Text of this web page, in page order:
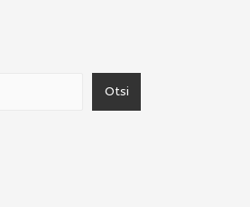
Otsi